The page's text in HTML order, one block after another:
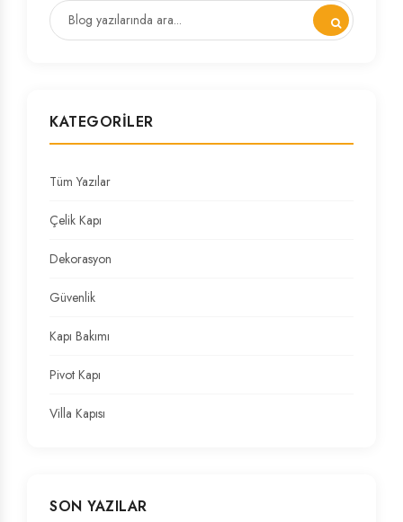
KATEGORILER
Tüm Yazılar
Çelik Kapı
Dekorasyon
Güvenlik
Kapı Bakımı
Pivot Kapı
Villa Kapısı
SON YAZILAR